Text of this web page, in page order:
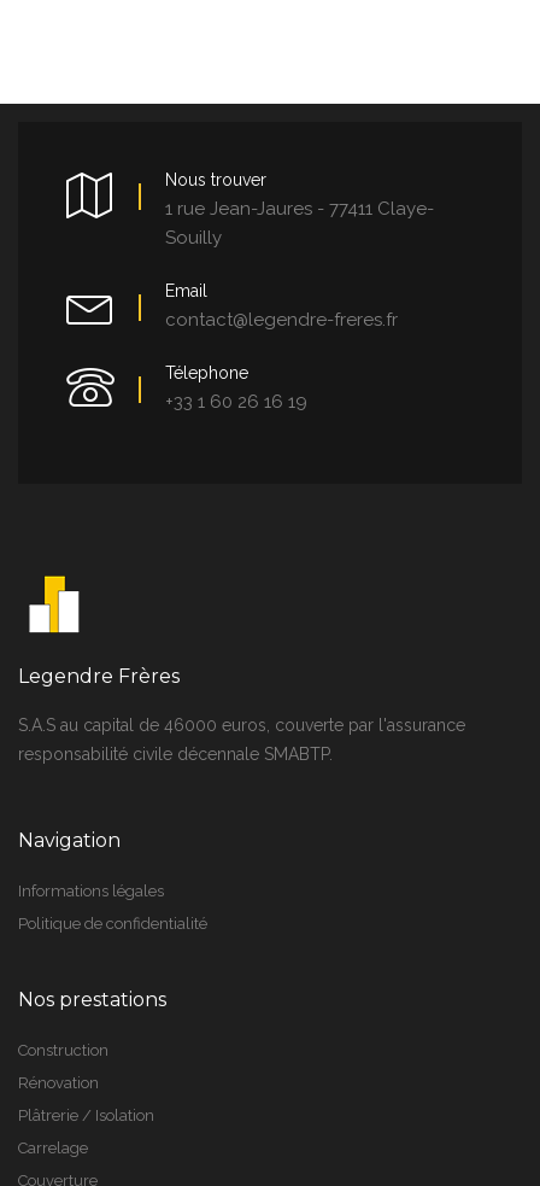
Nous trouver
1 rue Jean-Jaures - 77411 Claye-
Souilly
Email
contact@legendre-freres.fr
Télephone
+33 1 60 26 16 19
Legendre Frères
S.A.S au capital de 46000 euros, couverte par l'assurance
responsabilité civile décennale SMABTP.
Navigation
Informations légales
Politique de confidentialité
Nos prestations
Construction
Rénovation
Plâtrerie / Isolation
Carrelage
Couverture